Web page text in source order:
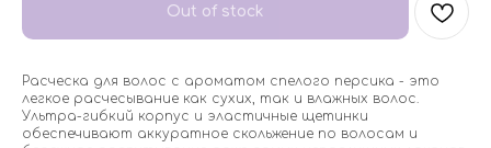
Out of stock
Расческа для волос c ароматом спелого персика - это
легкое расчесывание как сухих, так и влажных волос.
Ультра-гибкий корпус и эластичные щетинки
обеспечивают аккуратное скольжение по волосам и